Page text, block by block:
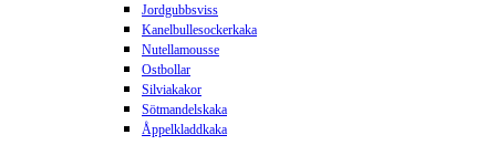
Jordgubbsviss
Kanelbullesockerkaka
Nutellamousse
Ostbollar
Silviakakor
Sötmandelskaka
Åppelkladdkaka